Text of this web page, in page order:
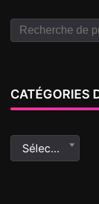
CATÉGORIES
Sélectionner une catégorie